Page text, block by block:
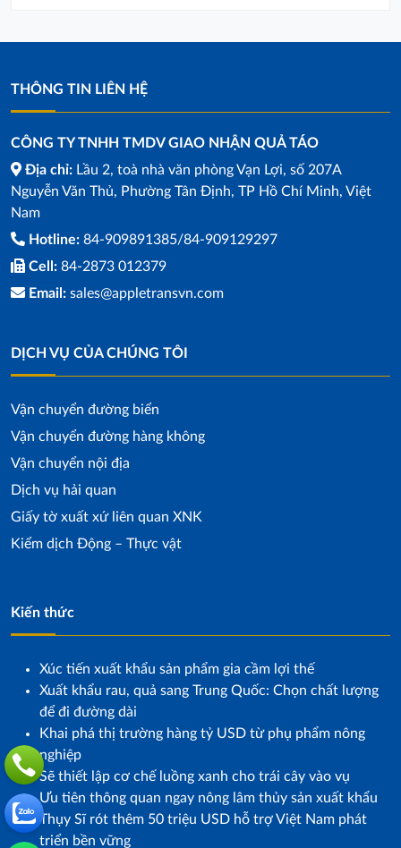
THÔNG TIN LIÊN HỆ
CÔNG TY TNHH TMDV GIAO NHẬN QUẢ TÁO
Địa chỉ: Lầu 2, toà nhà văn phòng Vạn Lợi, số 207A
Nguyễn Văn Thủ, Phường Tân Định, TP Hồ Chí Minh, Việt
Nam
Hotline: 84-909891385/84-909129297
Cell: 84-2873 012379
Email: sales@appletransvn.com
DỊCH VỤ CỦA CHÚNG TÔI
Vận chuyển đường biển
Vận chuyển đường hàng không
Vận chuyển nội địa
Dịch vụ hải quan
Giấy tờ xuất xứ liên quan XNK
Kiểm dịch Động – Thực vật
Kiến thức
Xúc tiến xuất khẩu sản phẩm gia cầm lợi thế
Xuất khẩu rau, quả sang Trung Quốc: Chọn chất lượng
để đi đường dài
Khai phá thị trường hàng tỷ USD từ phụ phẩm nông
nghiệp
Sẽ thiết lập cơ chế luồng xanh cho trái cây vào vụ
Ưu tiên thông quan ngay nông lâm thủy sản xuất khẩu
Thụy Sĩ rót thêm 50 triệu USD hỗ trợ Việt Nam phát
triển bền vững